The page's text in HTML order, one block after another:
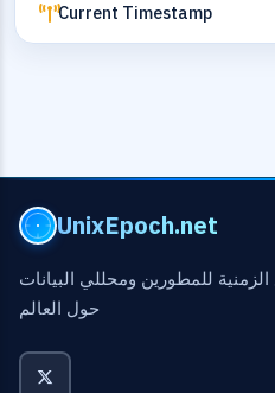
Current Timestamp
UnixEpoch.net
للمطورين ومحللي البيانات
حول العالم